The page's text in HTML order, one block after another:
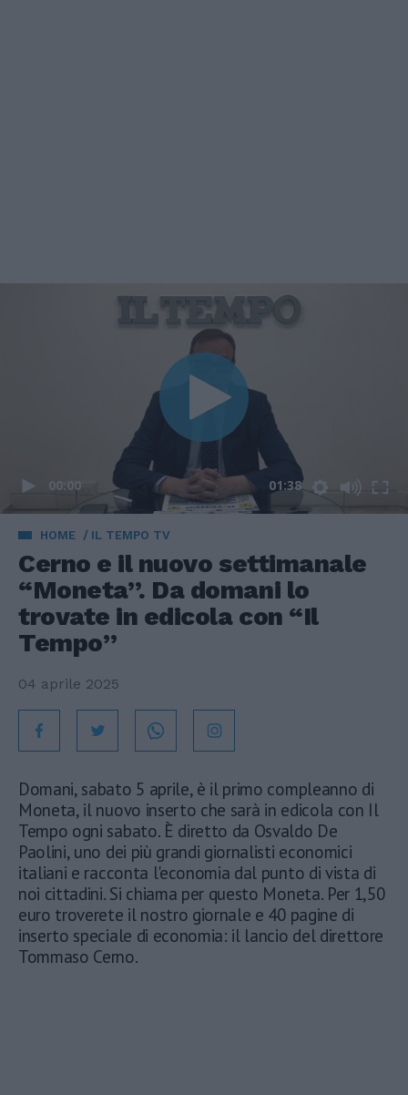
00:00 01:38
HOME IL TEMPO TV
Cerno e il nuovo settimanale
“Moneta”. Da domani lo
trovate in edicola con “Il
Tempo”
04 aprile 2025
Domani, sabato 5 aprile, è il primo compleanno di
Moneta, il nuovo inserto che sarà in edicola con Il
Tempo ogni sabato. È diretto da Osvaldo De
Paolini, uno dei più grandi giornalisti economici
italiani e racconta l'economia dal punto di vista di
noi cittadini. Si chiama per questo Moneta. Per 1,50
euro troverete il nostro giornale e 40 pagine di
inserto speciale di economia: il lancio del direttore
Tommaso Cerno.